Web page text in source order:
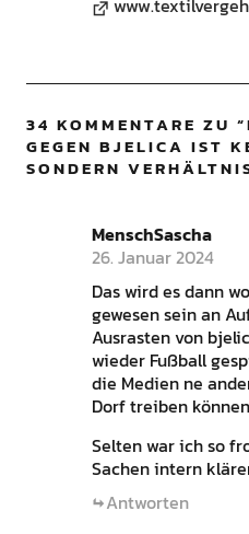
34 KOMMENTARE ZU “
GEGEN BJELICA IST
SONDERN
MenschSascha
26. Januar 2024
Das wird es dann
gewesen sein an
Ausrasten von
wieder Fußball
die Medien ne
Dorf treiben
Selten war ich so
Sachen intern
Antworten